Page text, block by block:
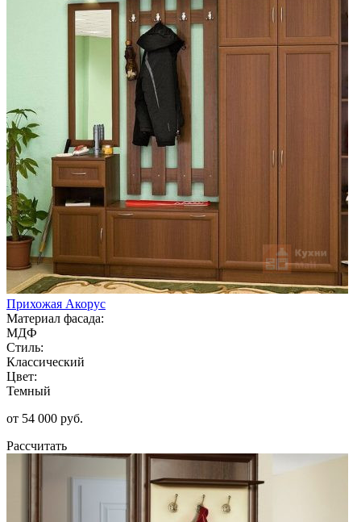
Прихожая Акорус
Материал фасада:
МДФ
Стиль:
Классический
Цвет:
Темный
от 54 000 руб.
Рассчитать